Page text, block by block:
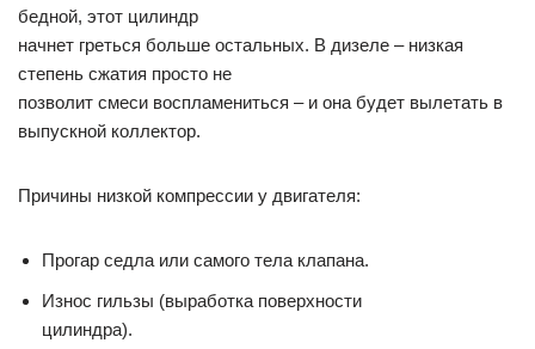
бедной, этот цилиндр
начнет греться больше остальных. В дизеле – низкая
степень сжатия просто не
позволит смеси воспламениться – и она будет вылетать в
выпускной коллектор.
Причины низкой компрессии у двигателя:
Прогар седла или самого тела клапана.
Износ гильзы (выработка поверхности
цилиндра).